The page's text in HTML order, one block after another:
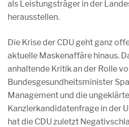
als Leistungsträger in der
herausstellen.
Die Krise der CDU geht ganz
aktuelle Maskenaffäre hinaus.
anhaltende Kritik an der Rolle
Bundesgesundheitsminister
Management und die ungeklärte
Kanzlerkandidatenfrage in der
hat die CDU zuletzt